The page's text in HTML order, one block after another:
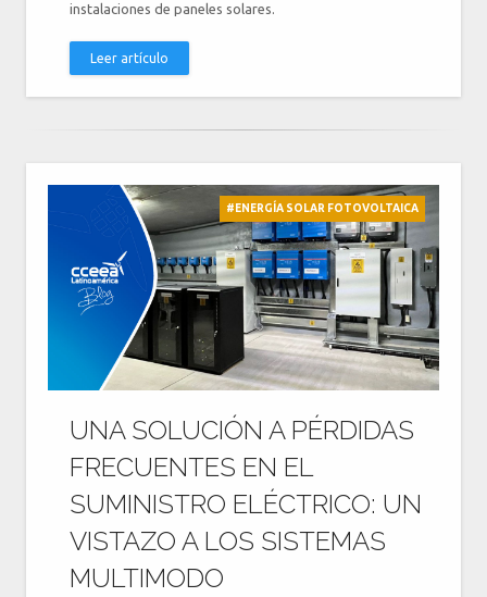
instalaciones de paneles solares.
Leer artículo
#ENERGÍA SOLAR FOTOVOLTAICA
UNA SOLUCIÓN A PÉRDIDAS
FRECUENTES EN EL
SUMINISTRO ELÉCTRICO: UN
VISTAZO A LOS SISTEMAS
MULTIMODO